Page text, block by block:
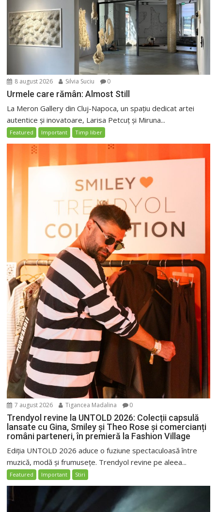
8 august 2026 Silvia Suciu 0
Urmele care rămân: Almost Still
La Meron Gallery din Cluj-Napoca, un spațiu dedicat artei
autentice și inovatoare, Larisa Petcuț și Miruna...
Featured Important Timp liber
7 august 2026 Tigancea Madalina 0
Trendyol revine la UNTOLD 2026: Colecții capsulă
lansate cu Gina, Smiley și Theo Rose și comercianți
români parteneri, în premieră la Fashion Village
Ediția UNTOLD 2026 aduce o fuziune spectaculoasă între
muzică, modă și frumusețe. Trendyol revine pe aleea...
Featured Important Stiri